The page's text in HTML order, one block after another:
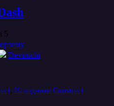
5
Deviruchi
, Исходники Construct